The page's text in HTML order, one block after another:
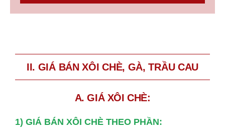
II. GIÁ BÁN XÔI CHÈ, GÀ, TRẦU CAU
A. GIÁ XÔI CHÈ:
1) GIÁ BÁN XÔI CHÈ THEO PHẦN: